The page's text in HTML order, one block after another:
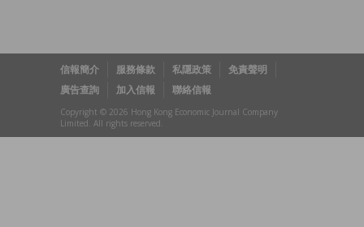
信報簡介 服務條款 私隱政策
免責聲明
廣告查詢
加入信報 聯絡信報
Copyright © 2026 Hong Kong Economic Journal Company
Limited. All rights reserved.